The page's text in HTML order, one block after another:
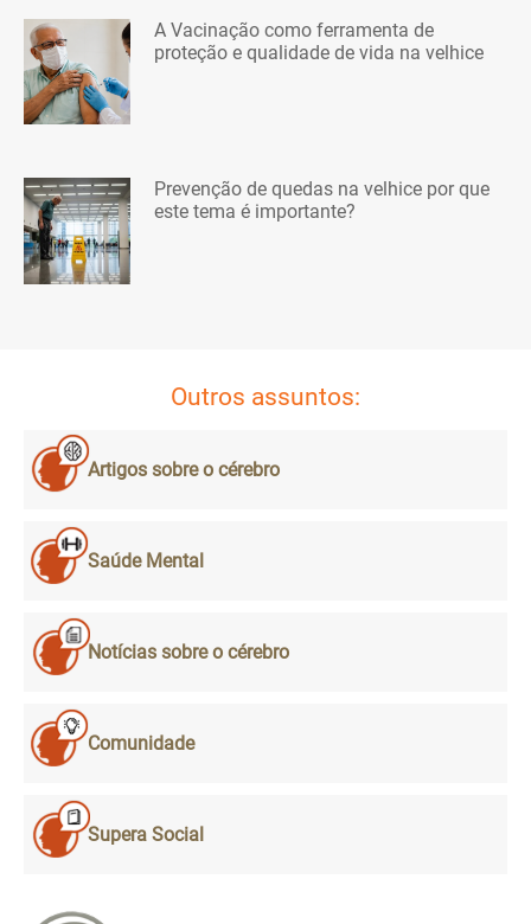
A Vacinação como ferramenta de
proteção e qualidade de vida na velhice
Prevenção de quedas na velhice por que
este tema é importante?
Outros assuntos:
Artigos sobre o cérebro
Saúde Mental
Notícias sobre o cérebro
Comunidade
Supera Social